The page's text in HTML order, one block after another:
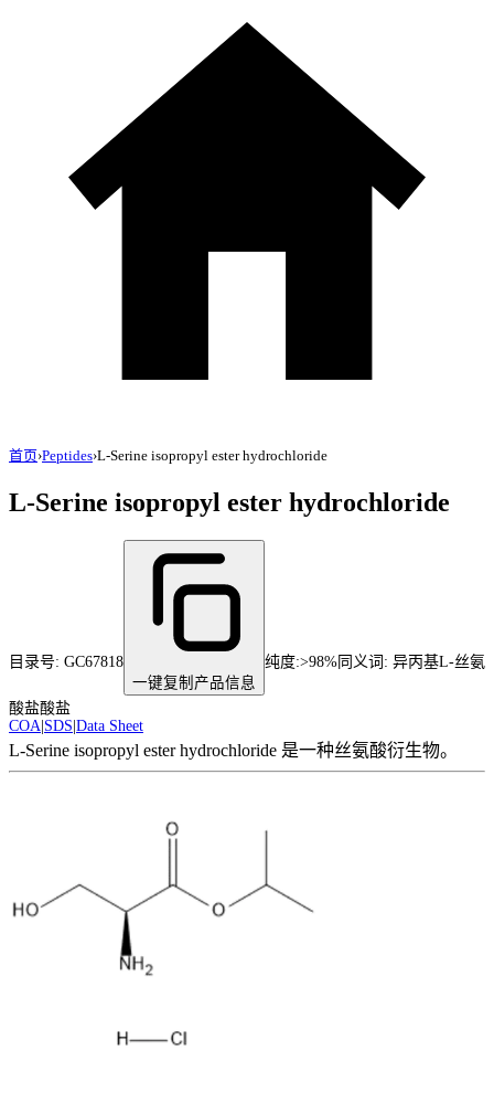
首页›Peptides›L-Serine isopropyl ester hydrochloride
L-Serine isopropyl ester hydrochloride
目录号: GC67818
一键复制产品信息
纯度:>98% 同义词: 异丙基L-丝氨
酸盐酸盐
COA SDS Data Sheet
L-Serine isopropyl ester hydrochloride 是一种丝氨酸衍生物。